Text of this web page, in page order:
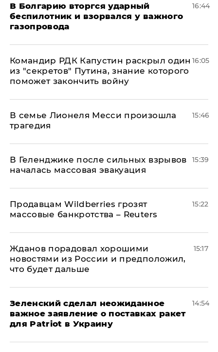
В Болгарию вторгся ударный
беспилотник и взорвался у важного
газопровода
16:44
Командир РДК Капустин раскрыл один
из "секретов" Путина, знание которого
поможет закончить войну
16:05
В семье Лионеля Месси произошла
трагедия
15:46
В Геленджике после сильных взрывов
началась массовая эвакуация
15:39
Продавцам Wildberries грозят
массовые банкротства – Reuters
15:22
Жданов порадовал хорошими
новостями из России и предположил,
что будет дальше
15:17
Зеленский сделал неожиданное
важное заявление о поставках ракет
для Patriot в Украину
14:54